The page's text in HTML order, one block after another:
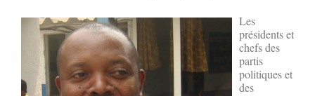
Les
présidents et
chefs des
partis
politiques et
des